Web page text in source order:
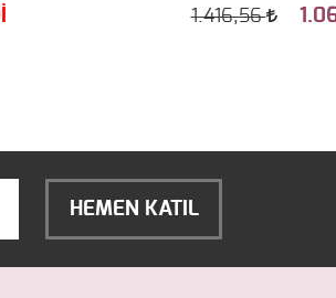
1.416,56
HEMEN KATIL